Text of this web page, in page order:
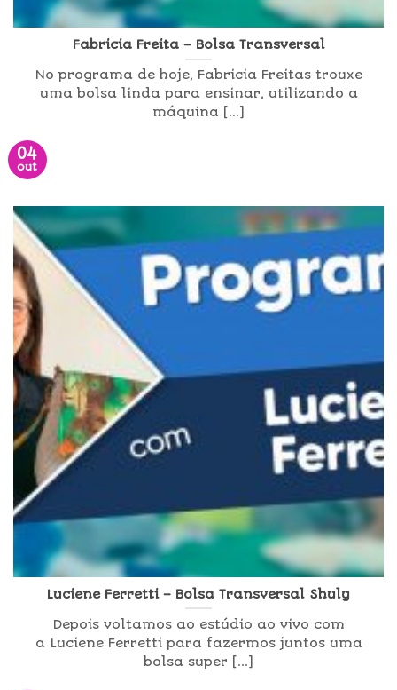
Fabricia Freita – Bolsa Transversal
No programa de hoje, Fabricia Freitas trouxe
uma bolsa linda para ensinar, utilizando a
máquina [...]
04
out
Luciene Ferretti – Bolsa Transversal Shuly
Depois voltamos ao estúdio ao vivo com
a Luciene Ferretti para fazermos juntos uma
bolsa super [...]